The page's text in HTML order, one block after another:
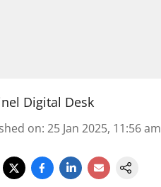
Digital Desk
on: 25 Jan 2025, 11:56 am